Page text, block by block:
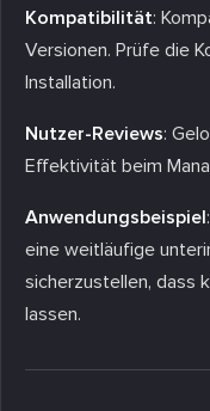
Kompatibilität:
Versionen. Prüfe die
Installation.
Nutzer-Reviews:
Effektivität beim
Anwendungsbeispiel
eine weitläufige
sicherzustellen, dass
lassen.